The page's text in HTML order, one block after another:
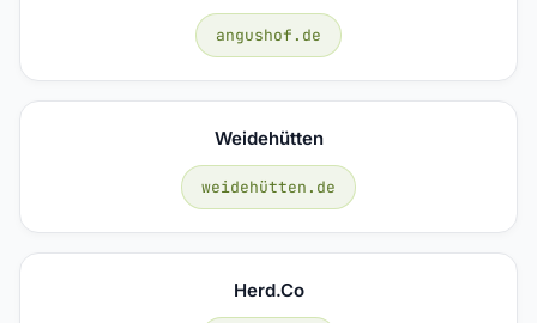
angushof.de
Weidehütten
weidehütten.de
Herd.co